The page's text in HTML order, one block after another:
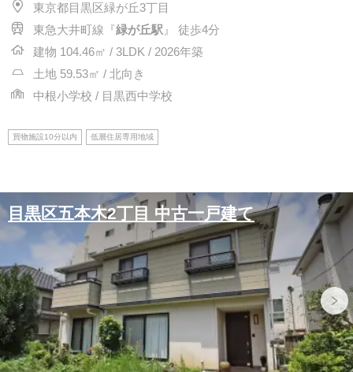
東京都目黒区緑が丘3丁目
東急大井町線『緑が丘駅 』 徒歩4分
建物 104.46㎡ / 3LDK / 2026年築
土地 59.53㎡ / 北向き
中根小学校 / 目黒西中学校
買物施設10分以内 低層住居専用地域
目黒区五本木2丁目 中古一戸建て